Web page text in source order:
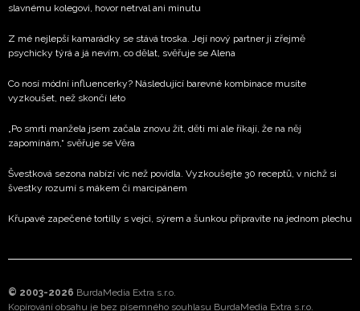
slavnému kolegovi, hovor netrval ani minutu
Z mé nejlepší kamarádky se stává troska. Její nový partner ji zřejmě
psychicky týrá a já nevím, co dělat, svěřuje se Alena
Co nosí módní influencerky? Následující barevné kombinace musíte
vyzkoušet, než skončí léto
„Po smrti manžela jsem začala znovu žít, děti mi ale říkají, že na něj
zapomínám,“ svěřuje se Věra
Švestková sezona nabízí víc než povidla. Vyzkoušejte 30 receptů, v nichž si
švestky rozumí s mákem či marcipánem
Křupavé zapečené tortilly s vejci, sýrem a šunkou připravíte na jednom plechu
© 2003-2026 BurdaMedia Extra s.r.o.
Kopírování obsahu je bez písemného souhlasu BurdaMedia Extra s.r.o.